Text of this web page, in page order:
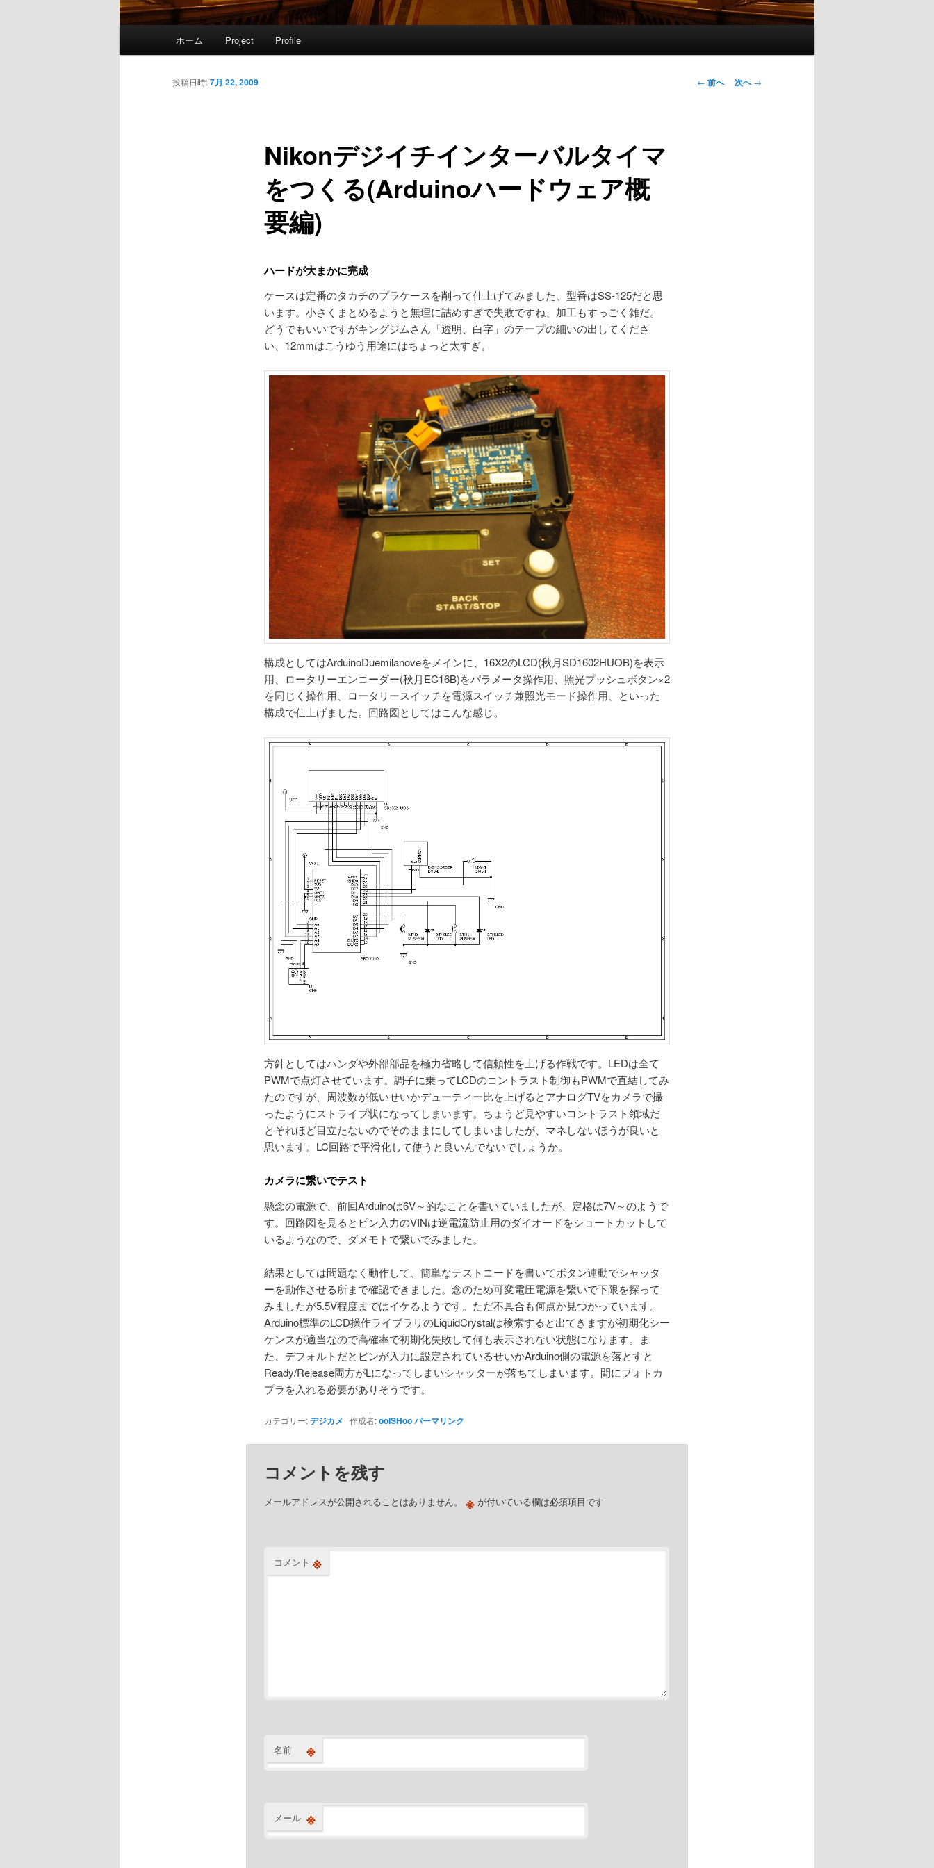
ホーム Project Profile
投
← 前へ 次へ→
Nikonデジイチインターバルタイマ
をつくる(Arduinoハードウェア概
要編)
投稿日時:7月 22, 2009
ハードが大まかに完成
ケースは定番のタカチのプラケースを削って仕上げてみました、型番はSS-125だと思
います。小さくまとめるようと無理に詰めすぎで失敗ですね、加工もすっごく雑だ。
どうでもいいですがキングジムさん「透明、白字」のテープの細いの出してくださ
い、12mmはこうゆう用途にはちょっと太すぎ。
構成としてはArduinoDuemilanoveをメインに、16X2のLCD(秋月SD1602HUOB)を表示
用、ロータリーエンコーダー(秋月EC16B)をパラメータ操作用、照光プッシュボタン×2
を同じく操作用、ロータリースイッチを電源スイッチ兼照光モード操作用、といった
構成で仕上げました。回路図としてはこんな感じ。
方針としてはハンダや外部部品を極力省略して信頼性を上げる作戦です。LEDは全て
PWMで点灯させています。調子に乗ってLCDのコントラスト制御もPWMで直結してみ
たのですが、周波数が低いせいかデューティー比を上げるとアナログTVをカメラで撮
ったようにストライプ状になってしまいます。ちょうど見やすいコントラスト領域だ
とそれほど目立たないのでそのままにしてしまいましたが、マネしないほうが良いと
思います。LC回路で平滑化して使うと良いんでないでしょうか。
カメラに繋いでテスト
懸念の電源で、前回Arduinoは6V～的なことを書いていましたが、定格は7V～のようで
す。回路図を見るとピン入力のVINは逆電流防止用のダイオードをショートカットして
いるようなので、ダメモトで繋いでみました。
結果としては問題なく動作して、簡単なテストコードを書いてボタン連動でシャッタ
ーを動作させる所まで確認できました。念のため可変電圧電源を繋いで下限を探って
みましたが5.5V程度まではイケるようです。ただ不具合も何点か見つかっています。
Arduino標準のLCD操作ライブラリのLiquidCrystalは検索すると出てきますが初期化シー
ケンスが適当なので高確率で初期化失敗して何も表示されない状態になります。ま
た、デフォルトだとピンが入力に設定されているせいかArduino側の電源を落とすと
Ready/Release両方がLになってしまいシャッターが落ちてしまいます。間にフォトカ
プラを入れる必要がありそうです。
カテゴリー:デジカメ 作成者:ooISHooパーマリンク
コメントを残す
メールアドレスが公開されることはありません。 ※が付いている欄は必須項目です
コメント ※
名前 ※
メール ※